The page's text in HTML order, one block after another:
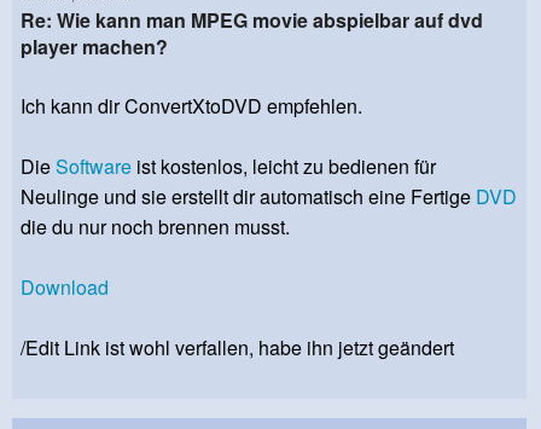
Re: Wie kann man MPEG movie abspielbar auf dvd
player machen?
Ich kann dir ConvertXtoDVD empfehlen.
DieSoftware ist kostenlos, leicht zu bedienen für
Neulinge und sie erstellt dir automatisch eine Fertige DVD
die du nur noch brennen musst.
Download
/Edit Link ist wohl verfallen, habe ihn jetzt geändert